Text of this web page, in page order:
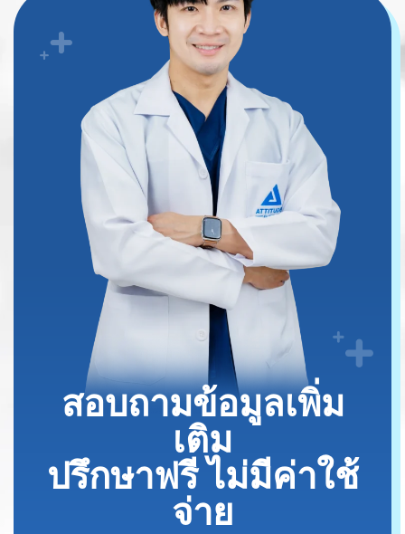
สอบถามข้อมูลเพิ่ม
เติม
ปรึกษาฟรี ไม่มีค่าใช้
จ่าย